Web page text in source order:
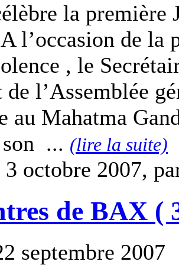
la première
l’occasion de la
, le
de l’Assemblée
au Mahatma
son ... (lire la suite)
octobre 2007,
de BAX (
septembre 2007